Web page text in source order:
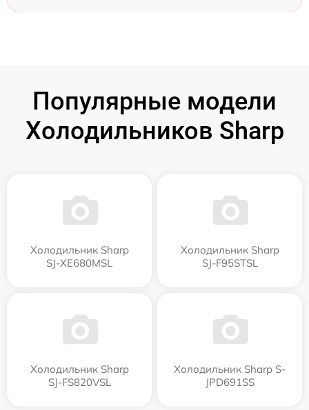
Популярные модели
Холодильников Sharp
Холодильник Sharp
SJ-XE680MSL
Холодильник Sharp
SJ-F95STSL
Холодильник Sharp
SJ-FS820VSL
Холодильник Sharp S-
JPD691SS